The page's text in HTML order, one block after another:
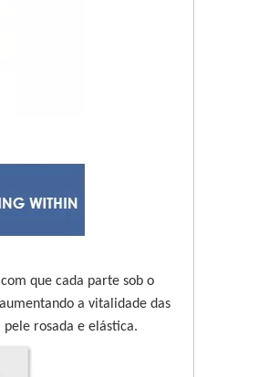
que cada parte sob o
a vitalidade das
rosada e elástica.